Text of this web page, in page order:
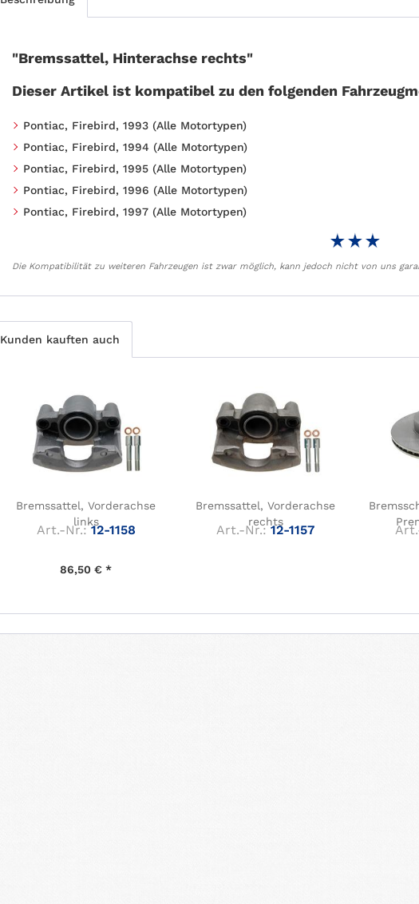
"Bremssattel, Hinterachse rechts"
Dieser Artikel ist kompatibel zu den folgenden
Pontiac, Firebird, 1993 (Alle Motortypen)
Pontiac, Firebird, 1994 (Alle Motortypen)
Pontiac, Firebird, 1995 (Alle Motortypen)
Pontiac, Firebird, 1996 (Alle Motortypen)
Pontiac, Firebird, 1997 (Alle Motortypen)
Die Kompatibilität zu weiteren Fahrzeugen ist zwar möglich, kann jedoch nicht von uns
Kunden kauften auch
Bremssattel, Vorderachse
links
Art.-Nr.: 12-1158
86,50 € *
Bremssattel, Vorderachse
rechts
Art.-Nr.: 12-1157